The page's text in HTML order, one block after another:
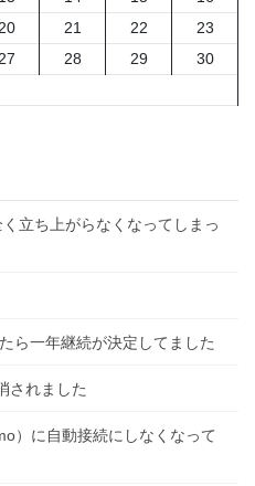
21 22
23
28 29
30
立ち上がらなくなってしまっ
ら一年継続が決定してました
されました
）に自動接続にしなくなって